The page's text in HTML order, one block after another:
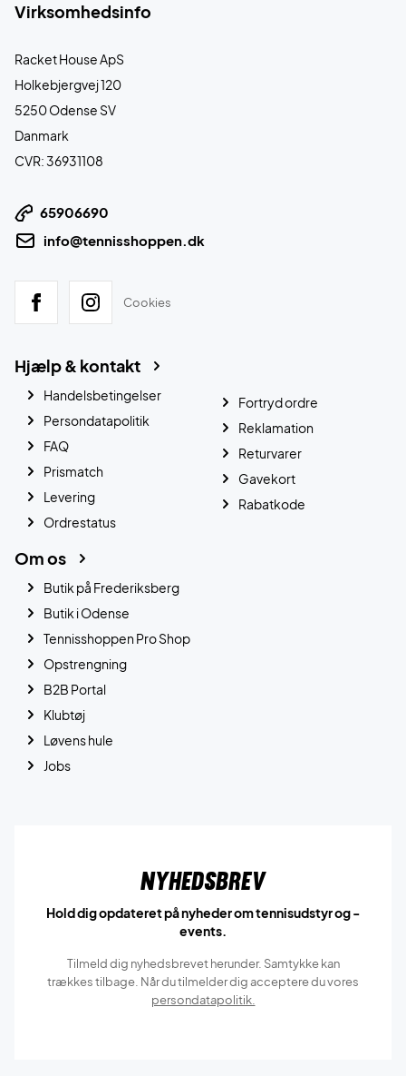
Virksomhedsinfo
Racket House ApS
Holkebjergvej 120
5250 Odense SV
Danmark
CVR: 36931108
65906690
info@tennisshoppen.dk
Cookies
Hjælp & kontakt
Handelsbetingelser
Persondatapolitik
FAQ
Prismatch
Levering
Ordrestatus
Fortryd ordre
Reklamation
Returvarer
Gavekort
Rabatkode
Om os
Butik på Frederiksberg
Butik i Odense
Tennisshoppen Pro Shop
Opstrengning
B2B Portal
Klubtøj
Løvens hule
Jobs
Nyhedsbrev
Hold dig opdateret på nyheder om tennisudstyr og -
events.
Tilmeld dig nyhedsbrevet herunder. Samtykke kan
trækkes tilbage. Når du tilmelder dig acceptere du vores
persondatapolitik.